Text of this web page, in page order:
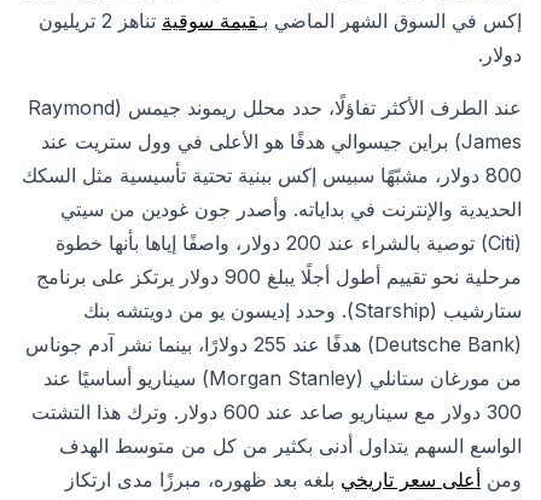
إكس في السوق الشهر الماضي بـقيمة سوقية
تناهز 2 تريليون
دولار.
عند الطرف الأكثر تفاؤلًا، حدد محلل ريموند جيمس (Raymond
James) براين جيسوالي هدفًا هو الأعلى في وول ستريت عند
800 دولار، مشبّهًا سبيس إكس ببنية تحتية تأسيسية مثل السكك
الحديدية والإنترنت في بداياته. وأصدر جون غودين من سيتي
(Citi) توصية بالشراء عند 200 دولار، واصفًا إياها بأنها خطوة
مرحلية نحو تقييم أطول أجلًا يبلغ 900 دولار يرتكز على برنامج
ستارشيب (Starship). وحدد إديسون يو من دويتشه بنك
(Deutsche Bank) هدفًا عند 255 دولارًا، بينما نشر آدم جوناس
من مورغان ستانلي (Morgan Stanley) سيناريو أساسيًا عند
300 دولار مع سيناريو صاعد عند 600 دولار. وترك هذا التشتت
الواسع السهم يتداول أدنى بكثير من كل من متوسط الهدف
ومن أعلى سعر تاريخي بلغه بعد ظهوره، مبرزًا مدى ارتكاز